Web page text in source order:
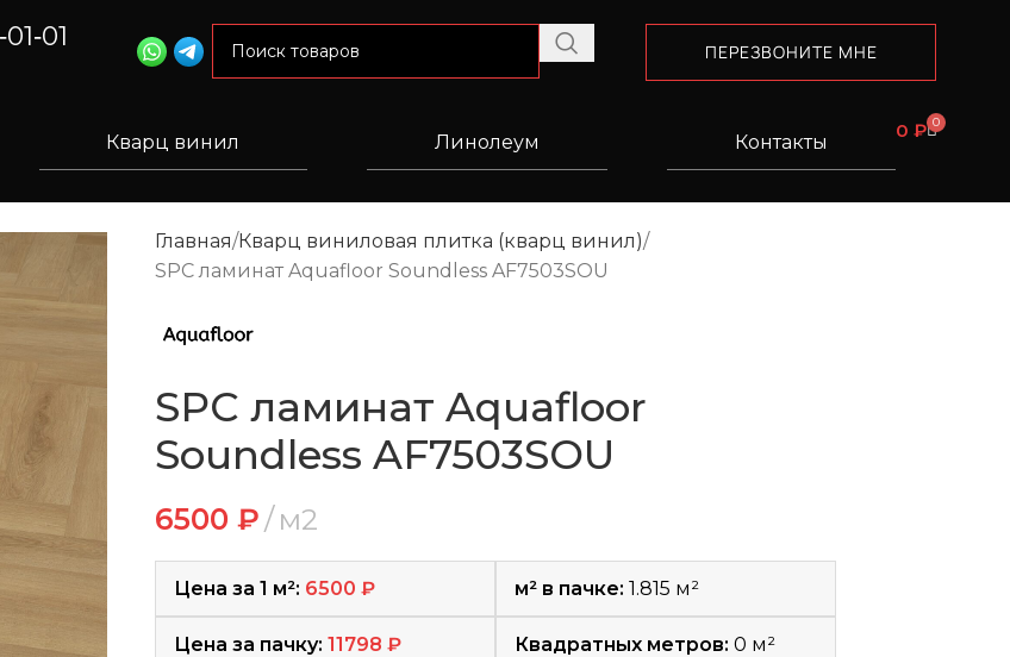
ПЕРЕЗВОНИТЕ МНЕ
Кварц винил Линолеум Контакты
0 ₽ 0
Главная Кварц виниловая плитка (кварц винил)
SPC ламинат Aquafloor Soundless AF7503SOU
SPC ламинат Aquafloor
Soundless AF7503SOU
6500 ₽ м2
Цена за 1 м²: 6500 ₽ м² в пачке: 1.815 м²
Цена за пачку: 11798 ₽ Квадратных метров: 0 м²